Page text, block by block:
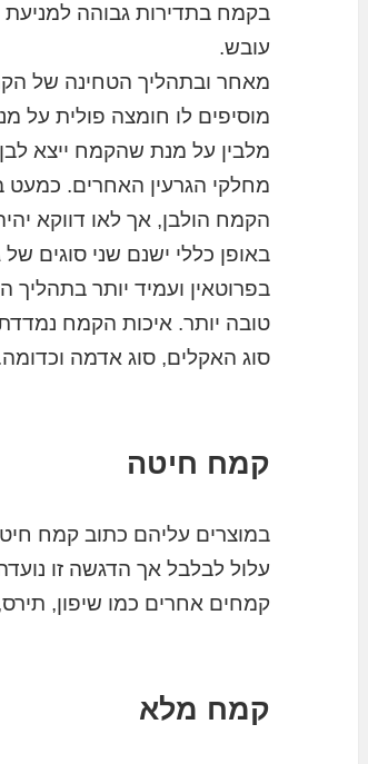
בקמח בתדירות גבוהה
עובש.
מאחר ובתהליך הטחינה של
מוסיפים לו חומצה פולית על
מלבין על מנת שהקמח ייצא
מחלקי הגרעין האחרים. כמעט
הקמח הולבן, אך לאו דווקא
באופן כללי ישנם שני סוגים
בפרוטאין ועמיד יותר בתהליך
טובה יותר. איכות הקמח
סוג האקלים, סוג אדמה
קמח חיטה
במוצרים עליהם כתוב קמח
עלול לבלבל אך הדגשה זו
קמחים אחרים כמו שיפון, תירס,
קמח מלא